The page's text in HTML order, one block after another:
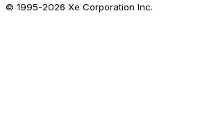
© 1995-2026 Xe Corporation Inc.